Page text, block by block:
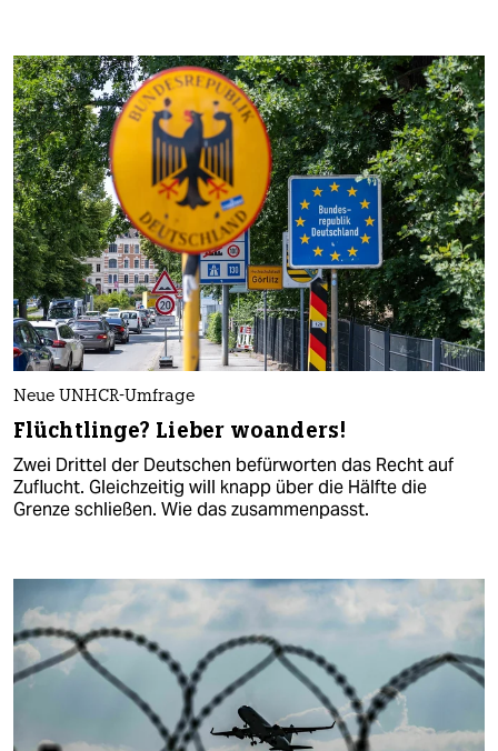
Neue UNHCR-Umfrage
Flüchtlinge? Lieber woanders!
Zwei Drittel der Deutschen befürworten das Recht auf
Zuflucht. Gleichzeitig will knapp über die Hälfte die
Grenze schließen. Wie das zusammenpasst.